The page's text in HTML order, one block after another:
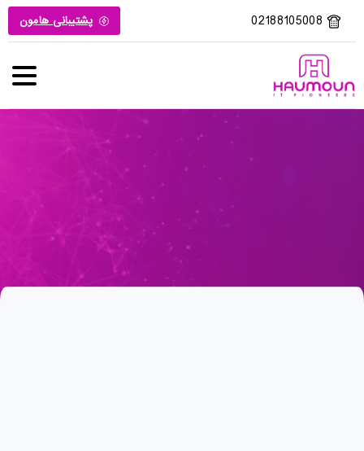
02188105008 پشتیبانی هامون